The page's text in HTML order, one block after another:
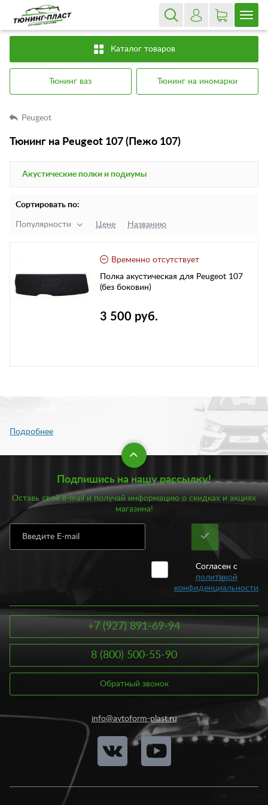
Каталог товаров
Тюнинг ваз Тюнинг на иномарки
Peugeot
Тюнинг на Peugeot 107 (Пежо 107)
Акустические полки и подиумы
Сортировать по:
Популярности Цене Названию
Временно отсутствует
Полка акустическая для Peugeot 107
(без боковин)
3 500 руб.
Подпишись на нашу рассылку!
Оставь свой e-mail и получай информацию о скидках и акциях
магазина!
Согласен с
политикой
конфиденциальности
+7 (927) 891-69-94
8 (800) 500-55-90
Обратный звонок
info@avtoform-plast.ru